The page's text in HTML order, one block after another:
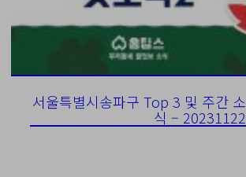
서울특별시송파구 Top 3 및 주간 소
식 – 20231122